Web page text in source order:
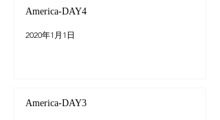
America-DAY4
2020年1月1日
America-DAY3